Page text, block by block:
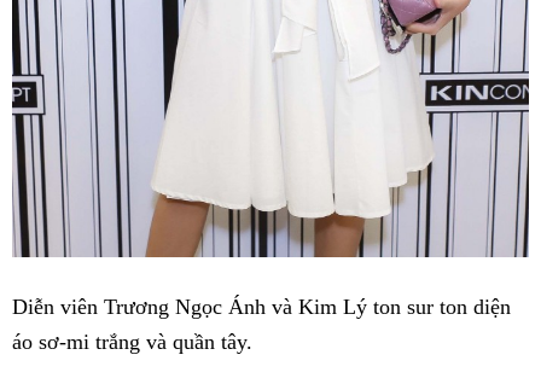
Diễn viên Trương Ngọc Ánh và Kim Lý ton sur ton diện
áo sơ-mi trắng và quần tây.